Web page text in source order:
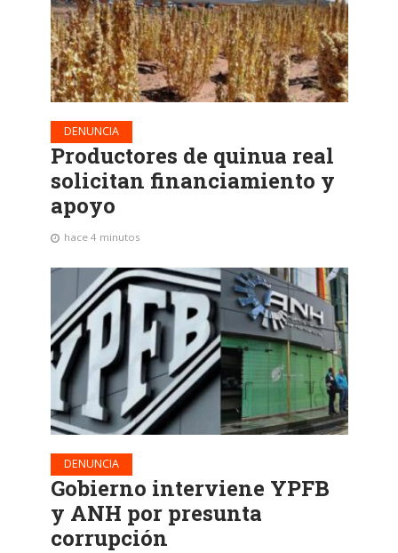
DENUNCIA
Productores de quinua real
solicitan financiamiento y
apoyo
hace 4 minutos
DENUNCIA
Gobierno interviene YPFB
y ANH por presunta
corrupción